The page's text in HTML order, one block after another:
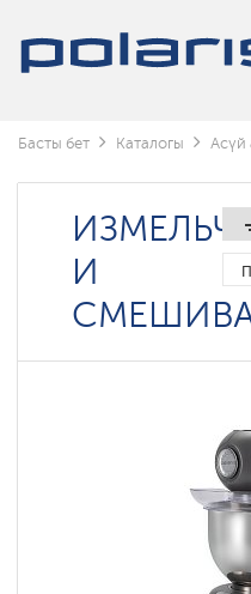
Басты бет Каталогы Асүй
И
және
миксерлер
тартқыштар